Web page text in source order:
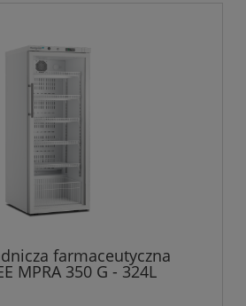
farmaceutyczna
MPRA 350 G - 324L